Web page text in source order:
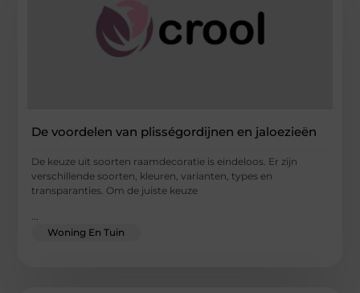
De voordelen van plisségordijnen en jaloezieën
De keuze uit soorten raamdecoratie is eindeloos. Er zijn
verschillende soorten, kleuren, varianten, types en
transparanties. Om de juiste keuze
...
Woning En Tuin